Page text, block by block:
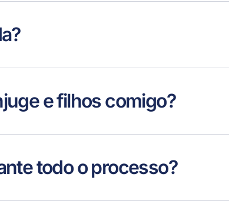
e filhos comigo?
todo o processo?